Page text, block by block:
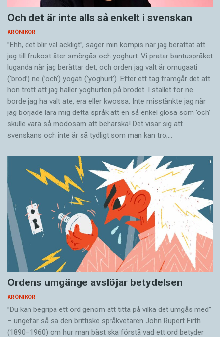
Och det är inte alls så enkelt i svenskan
KRÖNIKOR
”Ehh, det blir väl äckligt”, säger min kompis när jag berättat att
jag till frukost äter smörgås och yoghurt. Vi pratar bantuspråket
luganda när jag berättar det, och orden jag valt är omugaati
(’bröd’) ne (’och’) yogati (’yoghurt’). Efter ett tag framgår det att
hon trott att jag häller yoghurten på brödet. I stället för ne
borde jag ha valt ate, era eller kwossa. Inte misstänkte jag när
jag började lära mig detta språk att en så enkel glosa som ’och’
skulle vara så mödosam att behärska! Det visar sig att
svenskans och inte är så tydligt som man kan tro;…
Ordens umgänge avslöjar betydelsen
KRÖNIKOR
”Du kan begripa ett ord genom att titta på vilka det umgås med”
– ungefär så sa den brittiske språkvetaren John Rupert Firth
(1890–1960) om hur man bäst ska förstå vad ett ord betyder